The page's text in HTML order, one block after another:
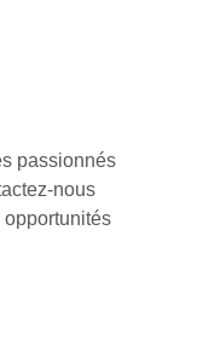
passionnés
nous
opportunités